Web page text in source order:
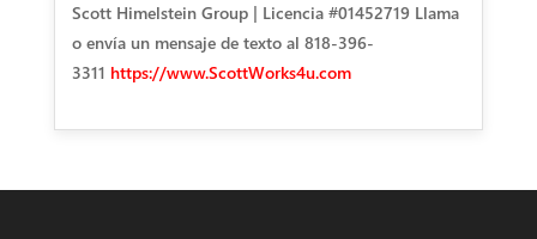
Scott Himelstein Group | Licencia #01452719 Llama
o envía un mensaje de texto al 818-396-
3311 https://www.ScottWorks4u.com